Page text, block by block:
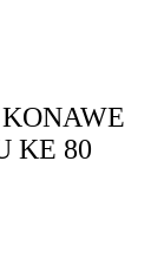
KE 80